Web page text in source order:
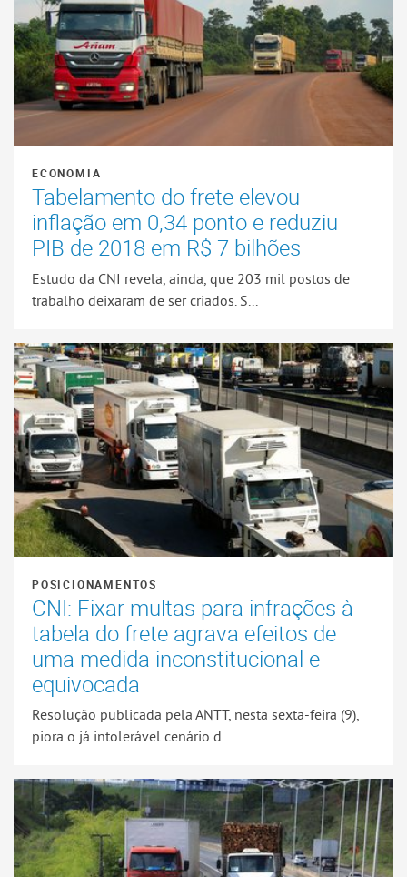
ECONOMIA
Tabelamento do frete elevou
inflação em 0,34 ponto e reduziu
PIB de 2018 em R$ 7 bilhões
Estudo da CNI revela, ainda, que 203 mil postos de
trabalho deixaram de ser criados. S...
POSICIONAMENTOS
CNI: Fixar multas para infrações à
tabela do frete agrava efeitos de
uma medida inconstitucional e
equivocada
Resolução publicada pela ANTT, nesta sexta-feira (9),
piora o já intolerável cenário d...